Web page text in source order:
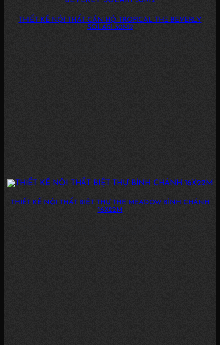
THIẾT KẾ NỘI THẤT CĂN HỘ TROPICAL THE BEVERLY
SOLARI 30M2
THIẾT KẾ NỘI THẤT BIỆT THỰ THE MEADOW BÌNH CHÁNH
16X22M